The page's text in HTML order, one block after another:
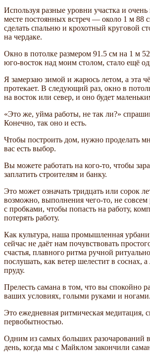
Используя разные уровни участка и
месте постоянных встреч — около 1 м 88
сделать спальню и крохотный круговой
на чердаке.
Окно в потолке размером 91.5 см на 1 м
юго-восток над моим столом, стало ещё
Я замерзаю зимой и жарюсь летом, а эта
протекает. В следующий раз, окно в
на восток или север, и оно будет
«Это же, уйма работы, не так ли?»
Конечно, так оно и есть.
Чтобы построить дом, нужно проделать
вас есть выбор.
Вы можете работать на кого-то, чтобы
заплатить строителям и банку.
Это может означать тридцать или сорок
возможно, выполнения чего-то, не совсем
с пробками, чтобы попасть на работу,
потерять работу.
Как культура, наша промышленная
сейчас не даёт нам почувствовать
счастья, плавного ритма ручной
послушать, как ветер шелестит в соснах,
пруду.
Прелесть самана в том, что вы спокойно
ваших условиях, голыми руками и ногами.
Это ежедневная ритмическая медитация,
первобытностью.
Одним из самых больших разочарований
день, когда мы с Майклом закончили